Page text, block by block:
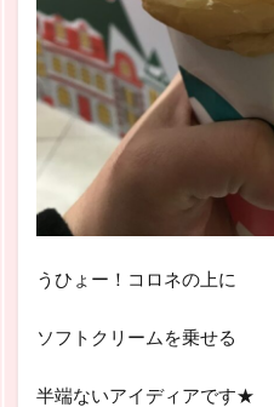
うひょー！コロネの上に
ソフトクリームを乗せる
半端ないアイディアです★